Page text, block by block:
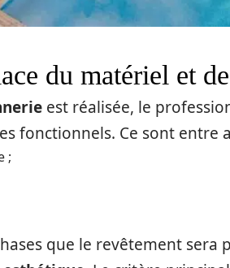
du matériel et
est réalisée, le
fonctionnels. Ce sont entre
;
que le revêtement